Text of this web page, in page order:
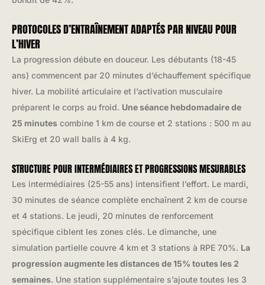
PROTOCOLES D’ENTRAÎNEMENT ADAPTÉS PAR NIVEAU POUR
L’HIVER
La progression débute en douceur. Les débutants (18-45
ans) commencent par 20 minutes d’échauffement spécifique
hiver. La mobilité articulaire et l’activation musculaire
préparent le corps au froid. Une séance hebdomadaire de
25 minutes combine 1 km de course et 2 stations : 500 m au
SkiErg et 20 wall balls à 4 kg.
STRUCTURE POUR INTERMÉDIAIRES ET PROGRESSIONS MESURABLES
Les intermédiaires (25-55 ans) intensifient l’effort. Le mardi,
30 minutes de séance complète enchaînent 2 km de course
et 4 stations. Le jeudi, 20 minutes de renforcement
spécifique ciblent les zones clés. Le dimanche, une
simulation partielle couvre 4 km et 3 stations à RPE 70%. La
progression augmente les distances de 15% toutes les 2
semaines. Une station supplémentaire s’ajoute toutes les 3